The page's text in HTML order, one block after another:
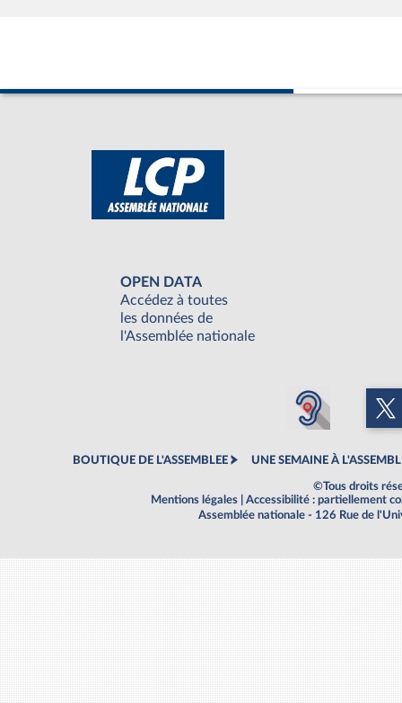
OPEN DATA
Accédez à toutes
les données de
l'Assemblée nationale
BOUTIQUE DE L'ASSEMBLEE UNE SEMAINE À
©Tous droits
Mentions légales
Accessibilité : partiellement
Assemblée nationale - 126 Rue de